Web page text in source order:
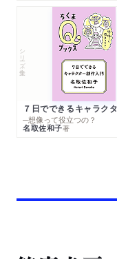
シリーズ・全集
─想像って役立つの？
名取佐和子著